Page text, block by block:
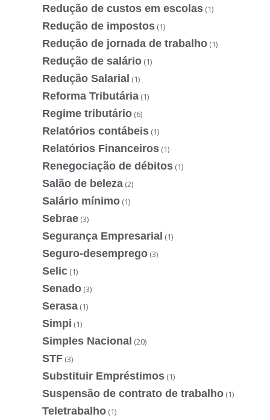
Redução de custos em escolas (1)
Redução de impostos (1)
Redução de jornada de trabalho (1)
Redução de salário (1)
Redução Salarial (1)
Reforma Tributária (1)
Regime tributário (6)
Relatórios contábeis (1)
Relatórios Financeiros (1)
Renegociação de débitos (1)
Salão de beleza (2)
Salário mínimo (1)
Sebrae (3)
Segurança Empresarial (1)
Seguro-desemprego (3)
Selic (1)
Senado (3)
Serasa (1)
Simpi (1)
Simples Nacional (20)
STF (3)
Substituir Empréstimos (1)
Suspensão de contrato de trabalho (1)
Teletrabalho (1)